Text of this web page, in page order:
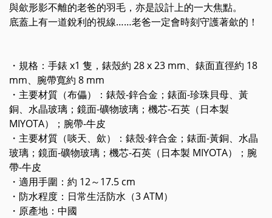
與歛形影不離的老爸的羽毛，亦是設計上的一大焦點。
底蓋上有一道銳利的視線……老爸一定會時刻守護著歛的！
・ 規格：手錶 x1 隻，錶殼約 28 x 23 mm、錶面直徑約 18
mm、腕帶寬約 8 mm
・主要材質 （布儡）
：錶殼-鋅合金；錶面-珍珠貝母、黃
銅、水晶玻璃；鏡面-礦物玻璃；機芯-石英 （日本製
MIYOTA）
；腕帶-牛皮
・ 主要材質 （啖天、歛）
：錶殼-鋅合金；錶面-黃銅、水晶
玻璃；鏡面-礦物玻璃；機芯-石英 （日本製 MIYOTA）
；腕
帶-牛皮
・適用手圍：約 12～17.5 cm
・防水程度：日常生活防水（3 ATM）
・原產地：中國